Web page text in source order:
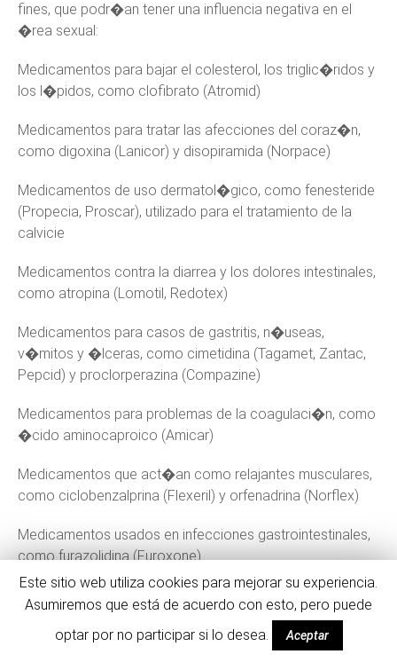
fines, que podr�an tener una influencia negativa en el
�rea sexual:
Medicamentos para bajar el colesterol, los triglic�ridos y
los l�pidos, como clofibrato (Atromid)
Medicamentos para tratar las afecciones del coraz�n,
como digoxina (Lanicor) y disopiramida (Norpace)
Medicamentos de uso dermatol�gico, como fenesteride
(Propecia, Proscar), utilizado para el tratamiento de la
calvicie
Medicamentos contra la diarrea y los dolores intestinales,
como atropina (Lomotil, Redotex)
Medicamentos para casos de gastritis, n�useas,
v�mitos y �lceras, como cimetidina (Tagamet, Zantac,
Pepcid) y proclorperazina (Compazine)
Medicamentos para problemas de la coagulaci�n, como
�cido aminocaproico (Amicar)
Medicamentos que act�an como relajantes musculares,
como ciclobenzalprina (Flexeril) y orfenadrina (Norflex)
Medicamentos usados en infecciones gastrointestinales,
como furazolidina (Furoxone)
Adem�s, en general cualquier antibi�tico puede generar
problemas sexuales.
Este sitio web utiliza cookies para mejorar su experiencia.
Asumiremos que está de acuerdo con esto, pero puede
optar por no participar si lo desea.
Aceptar